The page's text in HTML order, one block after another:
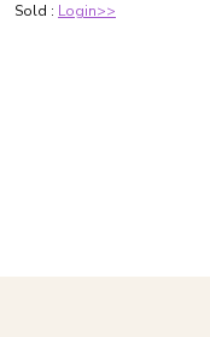
Sold : Login>>